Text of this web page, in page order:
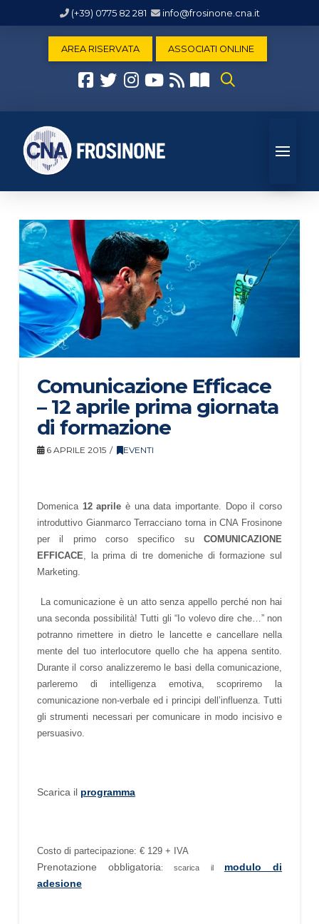
(+39) 0775 82 281 info@frosinone.cna.it
AREA RISERVATA ASSOCIATI ONLINE
Comunicazione Efficace
– 12 aprile prima giornata
di formazione
6 APRILE 2015 EVENTI
Domenica 12 aprile è una data importante. Dopo il corso
introduttivo Gianmarco Terracciano torna in CNA Frosinone
per il primo corso specifico suCOMUNICAZIONE
EFFICACE, la prima di tre domeniche di formazione sul
Marketing.
La comunicazione è un atto senza appello perché non hai
una seconda possibilità! Tutti gli “Io volevo dire che…” non
potranno rimettere in dietro le lancette e cancellare nella
mente del tuo interlocutore quello che ha appena sentito.
Durante il corso analizzeremo le basi della comunicazione,
parleremo di intelligenza emotiva, scopriremo la
comunicazione non-verbale ed i principi dell’influenza. Tutti
gli strumenti necessari per comunicare in modo incisivo e
persuasivo.
Scarica il programma
Costo di partecipazione: € 129 + IVA
Prenotazione obbligatoria: scarica il modulo di
adesione